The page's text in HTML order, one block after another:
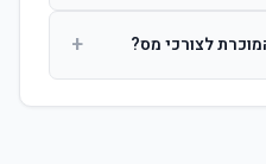
לצורכי מס? +